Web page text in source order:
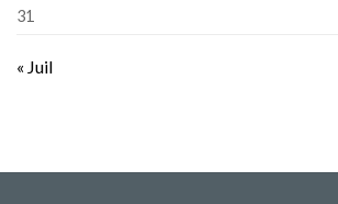
31
« Juil